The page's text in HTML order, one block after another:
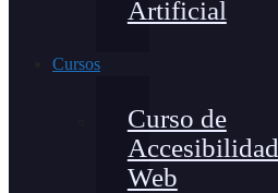
Artificial
Cursos
Curso de
Accesibilidad
Web